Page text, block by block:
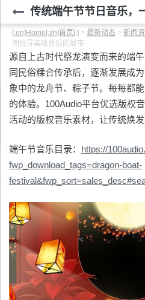
[:en]Home[:zh]首页[:] > 最新动态 > 新闻
同找寻美味背后的故事
源自上古时代祭龙演变而来的端
同民俗糅合传承后，逐渐发展成
象中的龙舟节、粽子节。每每都
的体验。100Audio平台优选版权
活动的版权音乐素材，让传统焕发
端午节音乐目录： https://
fwp_download_tags=dragon-boat-